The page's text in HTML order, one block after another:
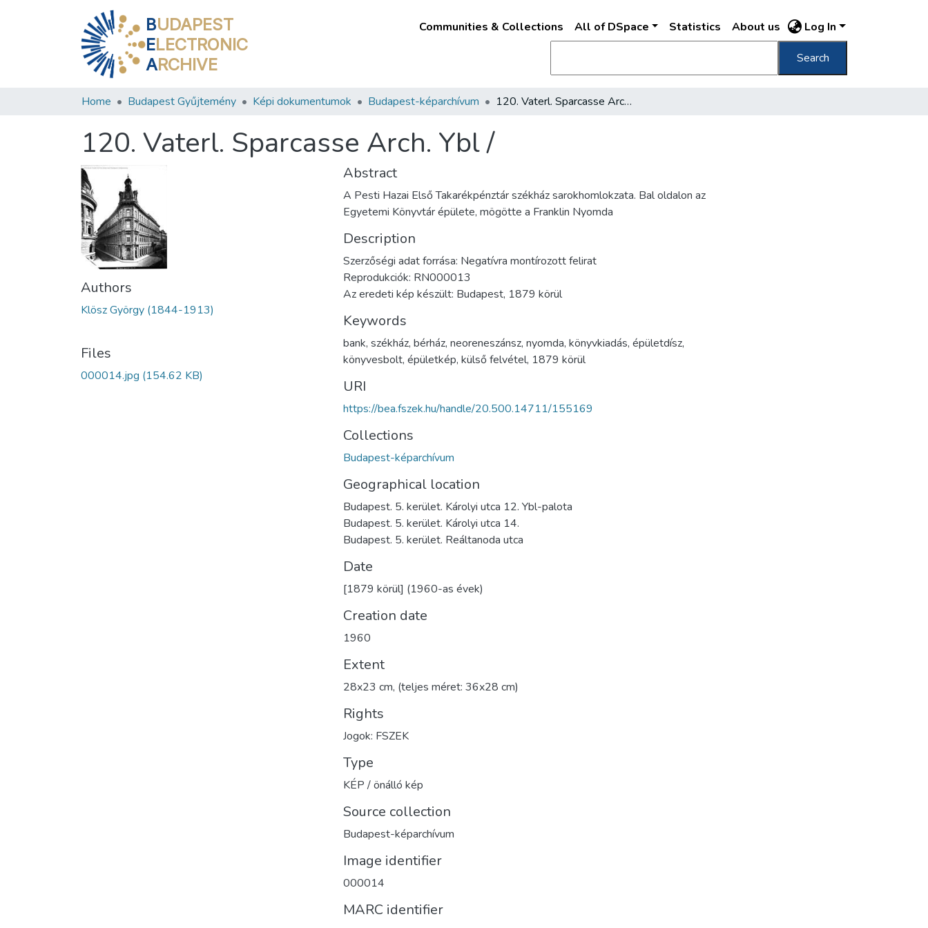
BUDAPEST
ELECTRONIC
ARCHIVE
Communities & Collections All of DSpace Statistics About us Log In
Search
Home Budapest Gyűjtemény Képi dokumentumok Budapest-képarchívum 120. Vaterl. Sparcasse Arch. Ybl /
120. Vaterl. Sparcasse Arch. Ybl /
Authors
Klösz György (1844-1913)
Files
000014.jpg (154.62 KB)
Abstract
A Pesti Hazai Első Takarékpénztár székház sarokhomlokzata. Bal oldalon az
Egyetemi Könyvtár épülete, mögötte a Franklin Nyomda
Description
Szerzőségi adat forrása: Negatívra montírozott felirat
Reprodukciók: RN000013
Az eredeti kép készült: Budapest, 1879 körül
Keywords
bank, székház, bérház, neoreneszánsz, nyomda, könyvkiadás, épületdísz,
könyvesbolt, épületkép, külső felvétel, 1879 körül
URI
https://bea.fszek.hu/handle/20.500.14711/155169
Collections
Budapest-képarchívum
Geographical location
Budapest. 5. kerület. Károlyi utca 12. Ybl-palota
Budapest. 5. kerület. Károlyi utca 14.
Budapest. 5. kerület. Reáltanoda utca
Date
[1879 körül] (1960-as évek)
Creation date
1960
Extent
28x23 cm, (teljes méret: 36x28 cm)
Rights
Jogok: FSZEK
Type
KÉP / önálló kép
Source collection
Budapest-képarchívum
Image identifier
000014
MARC identifier